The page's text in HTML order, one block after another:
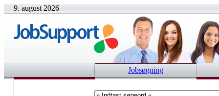
9. august 2026
Jobsøgning